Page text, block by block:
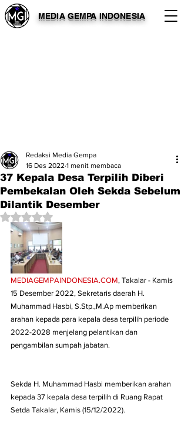
MEDIA GEMPA INDONESIA
37 Kepala Desa Terpilih Diberi
Pembekalan Oleh Sekda Sebelum
Dilantik Desember
Redaksi Media Gempa
16 Des 2022 1 menit membaca
Dinilai NaN dari 5 bintang.
MEDIAGEMPAINDONESIA.COM, Takalar - Kamis
15 Desember 2022, Sekretaris daerah H.
Muhammad Hasbi, S.Stp.,M.Ap memberikan
arahan kepada para kepala desa terpilih periode
2022-2028 menjelang pelantikan dan
pengambilan sumpah jabatan.
Sekda H. Muhammad Hasbi memberikan arahan
kepada 37 kepala desa terpilih di Ruang Rapat
Setda Takalar, Kamis (15/12/2022).